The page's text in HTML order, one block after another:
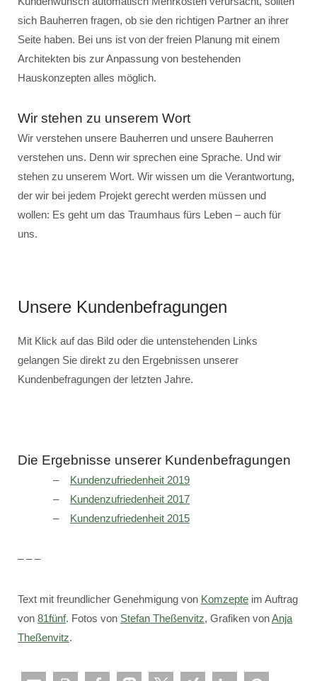
sich Bauherren fragen, ob sie den richtigen Partner an ihrer
Seite haben. Bei uns ist von der freien Planung mit einem
Architekten bis zur Anpassung von bestehenden
Hauskonzepten alles möglich.
Wir stehen zu unserem Wort
Wir verstehen unsere Bauherren und unsere Bauherren
verstehen uns. Denn wir sprechen eine Sprache. Und wir
stehen zu unserem Wort. Wir wissen um die Verantwortung,
der wir bei jedem Projekt gerecht werden müssen und
wollen: Es geht um das Traumhaus fürs Leben – auch für
uns.
Unsere Kundenbefragungen
Mit Klick auf das Bild oder die untenstehenden Links
gelangen Sie direkt zu den Ergebnissen unserer
Kundenbefragungen der letzten Jahre.
Die Ergebnisse unserer Kundenbefragungen
Kundenzufriedenheit 2019
Kundenzufriedenheit 2017
Kundenzufriedenheit 2015
– – –
Text mit freundlicher Genehmigung von Komzepte im Auftrag
von 81fünf. Fotos von Stefan Theßenvitz, Grafiken vonAnja
Theßenvitz.